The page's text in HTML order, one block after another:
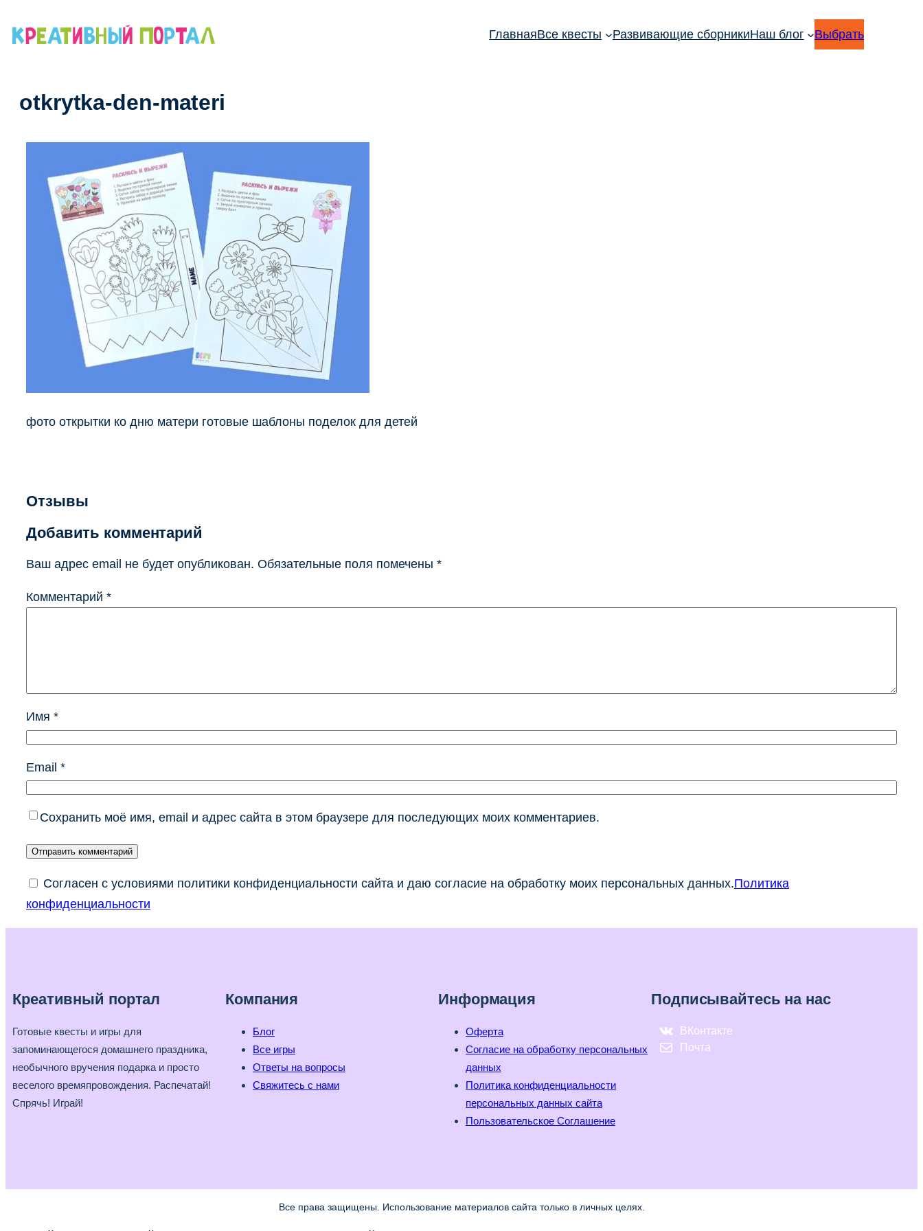
ГлавнаяВсе квесты Развивающие сборникиНаш блог Выбрать
otkrytka-den-materi
фото открытки ко дню матери готовые шаблоны поделок для детей
Отзывы
Добавить комментарий
Ваш адрес email не будет опубликован. Обязательные поля помечены *
Комментарий *
Имя *
Email *
Сохранить моё имя, email и адрес сайта в этом браузере для последующих моих комментариев.
Согласен с условиями политики конфиденциальности сайта и даю согласие на обработку моих персональных данных.Политика
конфиденциальности
Креативный портал
Готовые квесты и игры для
запоминающегося домашнего праздника,
необычного вручения подарка и просто
веселого времяпровождения. Распечатай!
Спрячь! Играй!
Компания
Блог
Все игры
Ответы на вопросы
Свяжитесь с нами
Информация
Оферта
Согласие на обработку персональных
данных
Политика конфиденциальности
персональных данных сайта
Пользовательское Соглашение
Подписывайтесь на нас
ВКонтакте
Почта
Все права защищены. Использование материалов сайта только в личных целях.